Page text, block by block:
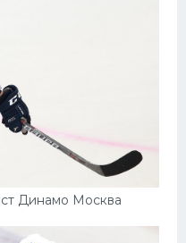
Динамо Москва